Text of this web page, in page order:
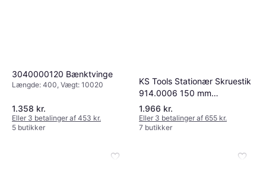
3040000120 Bænktvinge
Længde: 400, Vægt: 10020
1.358 kr.
Eller 3 betalinger af 453 kr.
5 butikker
KS Tools Stationær Skruestik
914.0006 150 mm
Bænktvinge
1.966 kr.
Eller 3 betalinger af 655 kr.
7 butikker